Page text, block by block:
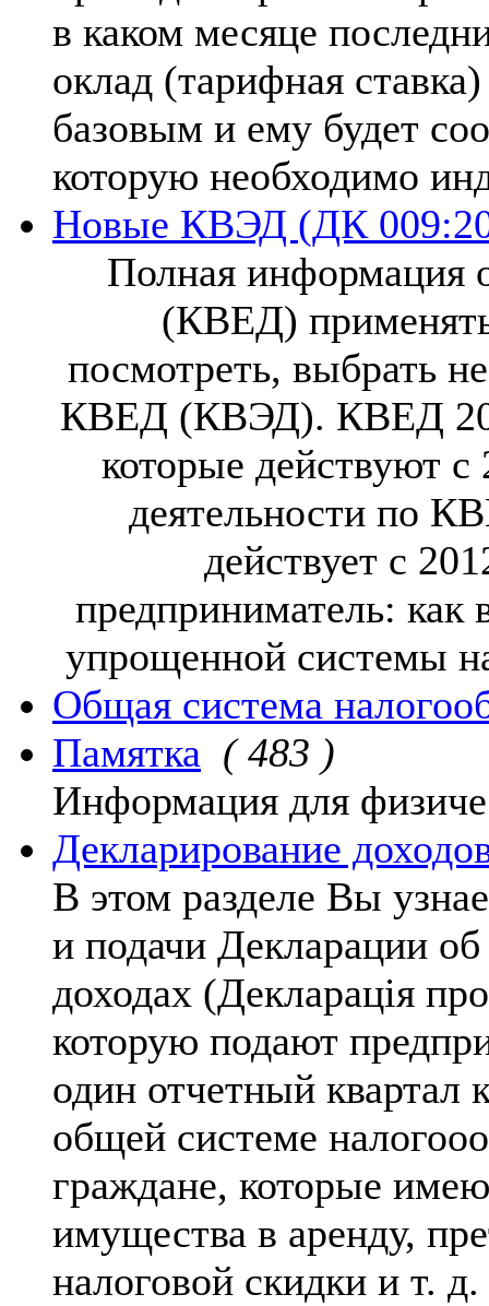
в каком месяце
оклад (тарифная
базовым и ему будет
которую необходимо
Новые КВЭД (ДК
Полная
(КВЕД)
посмотреть, выбрать
КВЕД (КВЭД). КВЕД
которые действуют
деятельности по
действует с
предприниматель: как
упрощенной системы
Общая система
Памятка ( 483 )
Информация для
Декларирование
В этом разделе Вы
и подачи Декларации
доходах (Декларація
которую подают
один отчетный квартал
общей системе
граждане, которые
имущества в аренду,
налоговой скидки и т. д.